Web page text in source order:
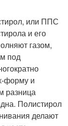
или ППС
и его
газом,
под
форму и
разница
Полистирол
делают